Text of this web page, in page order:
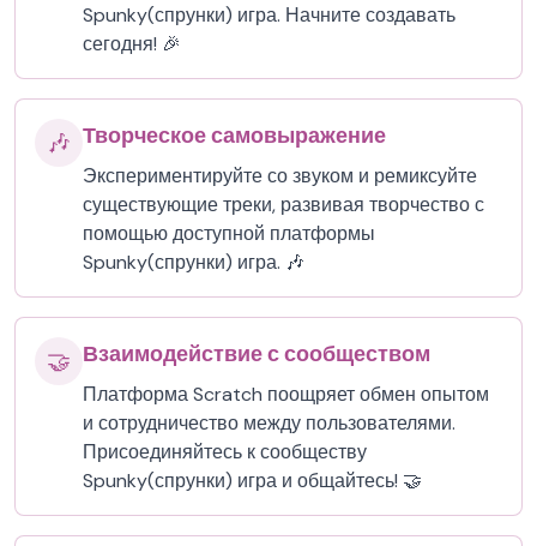
Spunky(спрунки) игра. Начните создавать
сегодня! 🎉
🎶 Творческое самовыражение
Экспериментируйте со звуком и ремиксуйте
существующие треки, развивая творчество с
помощью доступной платформы
Spunky(спрунки) игра. 🎶
🤝 Взаимодействие с сообществом
Платформа Scratch поощряет обмен опытом
и сотрудничество между пользователями.
Присоединяйтесь к сообществу
Spunky(спрунки) игра и общайтесь! 🤝